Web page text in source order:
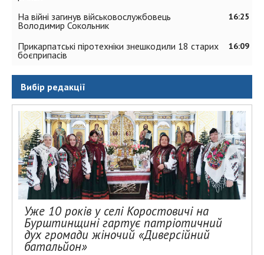
16:25
На війні загинув військовослужбовець
Володимир Сокольник
16:09
Прикарпатські піротехніки знешкодили 18 старих
боєприпасів
Вибір редакції
Уже 10 років у селі Коростовичі на
Бурштинщині гартує патріотичний
дух громади жіночий «Диверсійний
батальйон»